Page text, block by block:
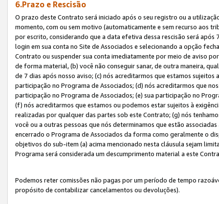
6.Prazo e Rescisão
O prazo deste Contrato será iniciado após o seu registro ou a
momento, com ou sem motivo (automaticamente e sem recurso aos
por escrito, considerando que a data efetiva dessa rescisão será
login em sua conta no Site de Associados e selecionando a opção
Contrato ou suspender sua conta imediatamente por meio de aviso
de forma material, (b) você não conseguir sanar, de outra maneira,
de 7 dias após nosso aviso; (c) nós acreditarmos que estamos
participação no Programa de Associados; (d) nós acreditarmos que
participação no Programa de Associados; (e) sua participação no
(f) nós acreditarmos que estamos ou podemos estar sujeitos à
realizadas por qualquer das partes sob este Contrato; (g) nós
você ou a outras pessoas que nós determinamos que estão
encerrado o Programa de Associados da forma como geralmente o
objetivos do sub-item (a) acima mencionado nesta cláusula sejam
Programa será considerada um descumprimento material a este
Podemos reter comissões não pagas por um período de tempo
propósito de contabilizar cancelamentos ou devoluções).